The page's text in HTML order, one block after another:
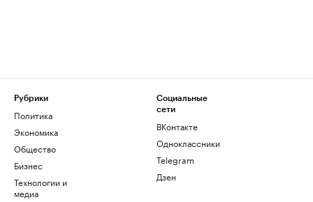
Рубрики
Политика
Экономика
Общество
Бизнес
Технологии и
медиа
Социальные
сети
ВКонтакте
Одноклассники
Telegram
Дзен